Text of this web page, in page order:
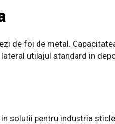
de foi de metal.
utilajul standard in
solutii pentru industria